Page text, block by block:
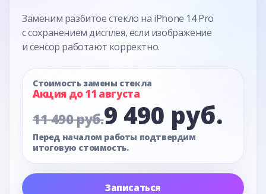
Заменим разбитое стекло на iPhone 14 Pro
с сохранением дисплея, если изображение
и сенсор работают корректно.
Стоимость замены стекла
Акция до 11 августа
11 490 руб.9 490 руб.
Перед началом работы подтвердим
итоговую стоимость.
Записаться